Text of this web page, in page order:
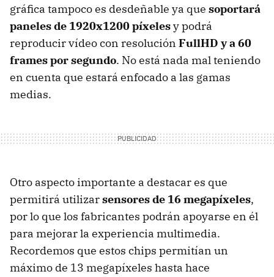
gráfica tampoco es desdeñable ya que soportará
paneles de 1920x1200 píxelesy podrá
reproducir vídeo con resolución FullHD y a 60
frames por segundo. No está nada mal teniendo
en cuenta que estará enfocado a las gamas
medias.
Otro aspecto importante a destacar es que
permitirá utilizarsensores de 16 megapíxeles,
por lo que los fabricantes podrán apoyarse en él
para mejorar la experiencia multimedia.
Recordemos que estos chips permitían un
máximo de 13 megapíxeles hasta hace